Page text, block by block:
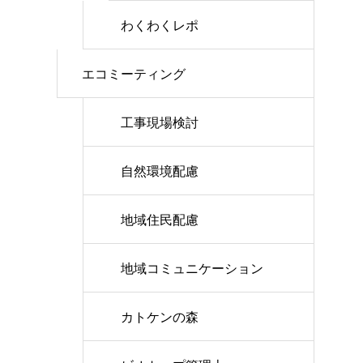
わくわくレポ
エコミーティング
工事現場検討
自然環境配慮
地域住民配慮
地域コミュニケーション
カトケンの森